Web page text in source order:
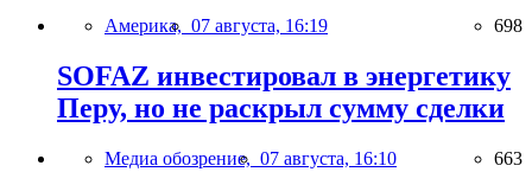
Америка, 07 августа, 16:19 698
SOFAZ инвестировал в энергетику
Перу, но не раскрыл сумму сделки
Медиа обозрение, 07 августа, 16:10 663